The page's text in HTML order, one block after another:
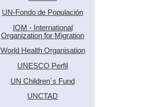
UN-Fondo de Populación
IOM - International
Organization for Migration
World Health Organisation
UNESCO Perfil
UN Children´s Fund
UNCTAD